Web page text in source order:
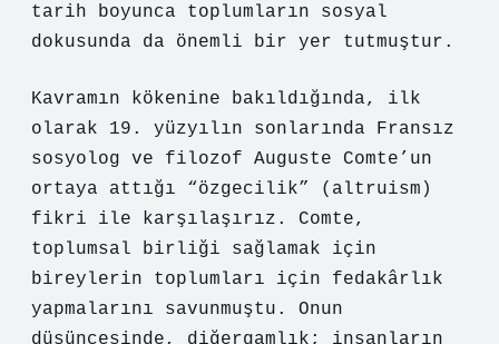
tarih boyunca toplumların sosyal
dokusunda da önemli bir yer tutmuştur.
Kavramın kökenine bakıldığında, ilk
olarak 19. yüzyılın sonlarında Fransız
sosyolog ve filozof Auguste Comte’un
ortaya attığı “özgecilik” (altruism)
fikri ile karşılaşırız. Comte,
toplumsal birliği sağlamak için
bireylerin toplumları için fedakârlık
yapmalarını savunmuştu. Onun
düşüncesinde, diğergamlık; insanların